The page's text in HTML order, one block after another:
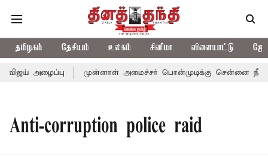
தமிழகம் தேசியம் உலகம் சினிமா விளையாட்டு
அழைப்பு முன்னாள் அமைச்சர் பொன்முடிக்கு சென்னை
Anti-corruption police raid